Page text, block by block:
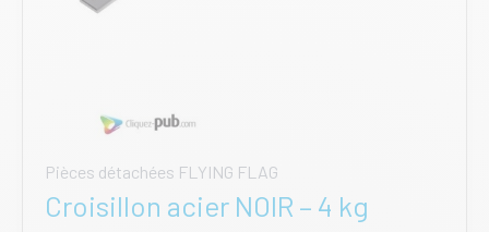
Pièces détachées FLYING FLAG
Croisillon acier NOIR – 4 kg